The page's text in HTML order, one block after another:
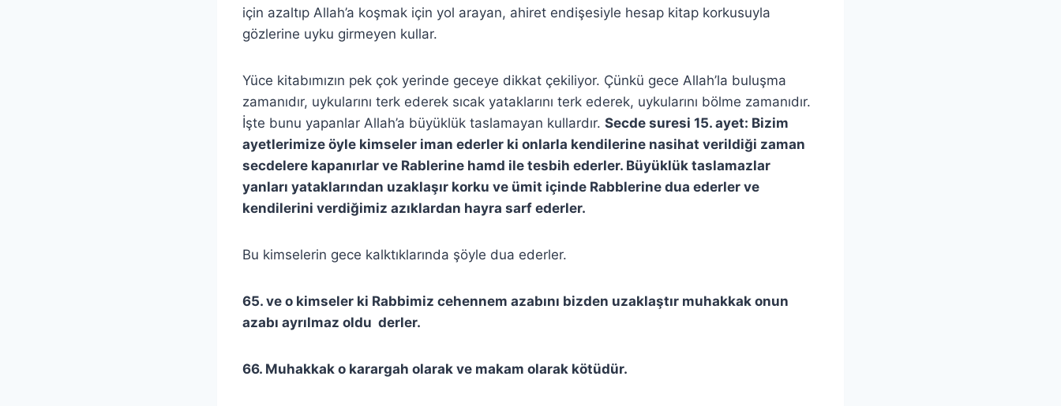
için azaltıp Allah’a koşmak için yol arayan, ahiret endişesiyle hesap kitap korkusuyla
gözlerine uyku girmeyen kullar.
Yüce kitabımızın pek çok yerinde geceye dikkat çekiliyor. Çünkü gece Allah’la buluşma
zamanıdır, uykularını terk ederek sıcak yataklarını terk ederek, uykularını bölme zamanıdır.
İşte bunu yapanlar Allah’a büyüklük taslamayan kullardır. Secde suresi 15. ayet: Bizim
ayetlerimize öyle kimseler iman ederler ki onlarla kendilerine nasihat verildiği zaman
secdelere kapanırlar ve Rablerine hamd ile tesbih ederler. Büyüklük taslamazlar
yanları yataklarından uzaklaşır korku ve ümit içinde Rabblerine dua ederler ve
kendilerini verdiğimiz azıklardan hayra sarf ederler.
Bu kimselerin gece kalktıklarında şöyle dua ederler.
65. ve o kimseler ki Rabbimiz cehennem azabını bizden uzaklaştır muhakkak onun
azabı ayrılmaz oldu derler.
66. Muhakkak o karargah olarak ve makam olarak kötüdür.